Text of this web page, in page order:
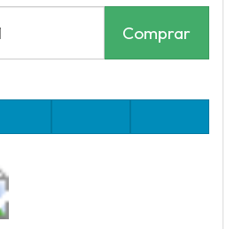
Comprar